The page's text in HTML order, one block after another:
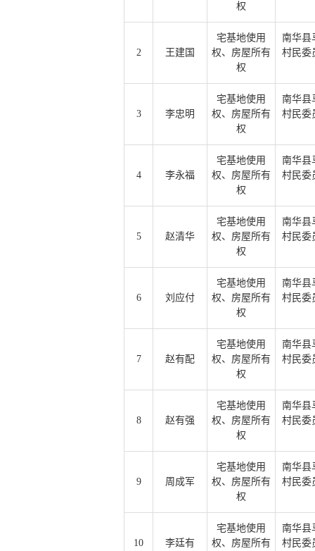
权
2 王建国
宅基地使用
权、房屋所有
权
南华县
村民委
3 李忠明
宅基地使用
权、房屋所有
权
南华县
村民委
4 李永福
宅基地使用
权、房屋所有
权
南华县
村民委
5 赵清华
宅基地使用
权、房屋所有
权
南华县
村民委
6 刘应付
宅基地使用
权、房屋所有
权
南华县
村民委
7 赵有配
宅基地使用
权、房屋所有
权
南华县
村民委
8 赵有强
宅基地使用
权、房屋所有
权
南华县
村民委
9 周成军
宅基地使用
权、房屋所有
权
南华县
村民委
10 李廷有
宅基地使用
权、房屋所有
南华县
村民委